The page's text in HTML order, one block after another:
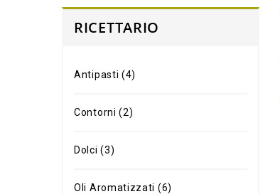
RICETTARIO
Antipasti (4)
Contorni (2)
Dolci (3)
Oli Aromatizzati (6)